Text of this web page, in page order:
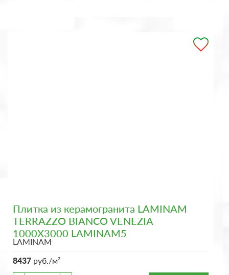
Плитка из керамогранита LAMINAM
TERRAZZO BIANCO VENEZIA
1000X3000 LAMINAM5
LAMINAM
8437 руб./м²